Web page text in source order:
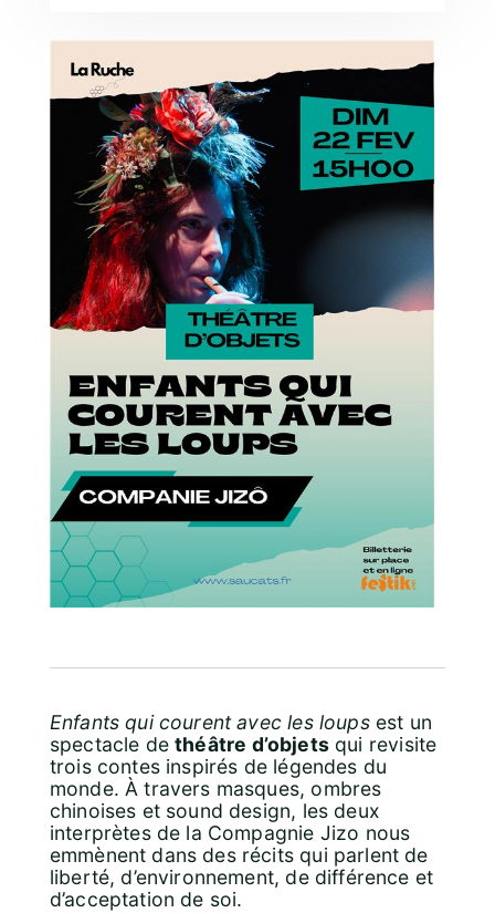
Enfants qui courent avec les loupsest un
spectacle dethéâtre d’objetsqui revisite
trois contes inspirés de légendes du
monde. À travers masques, ombres
chinoises et sound design, les deux
interprètes de la Compagnie Jizo nous
emmènent dans des récits qui parlent de
liberté, d’environnement, de différence et
d’acceptation de soi.